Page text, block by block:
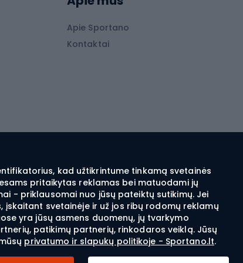
kad užtikrintume tinkamą svetainės
pritaikytas reklamas bei matuodami jų
- priklausomai nuo jūsų pateiktų sutikimų. Jei
įskaitant svetainėje ir už jos ribų rodomų reklamų
yra jūsų asmens duomenų, jų tvarkymo
patikimų partnerių, rinkodaros veiklą. Jūsų
privatumo ir slapukų politikoje - Sportano.lt.
Lygumų slidės
Slidės vaikams
Slidinėjimo šalmai
Ski touring apranga
Snieglenčių apranga
Elektra šildomi drabužiai ir aksesuarai
Šiaurietiškas ėjimas
Šiaurietiško ėjimo pirštinės
Apie Sportano
Kontaktai